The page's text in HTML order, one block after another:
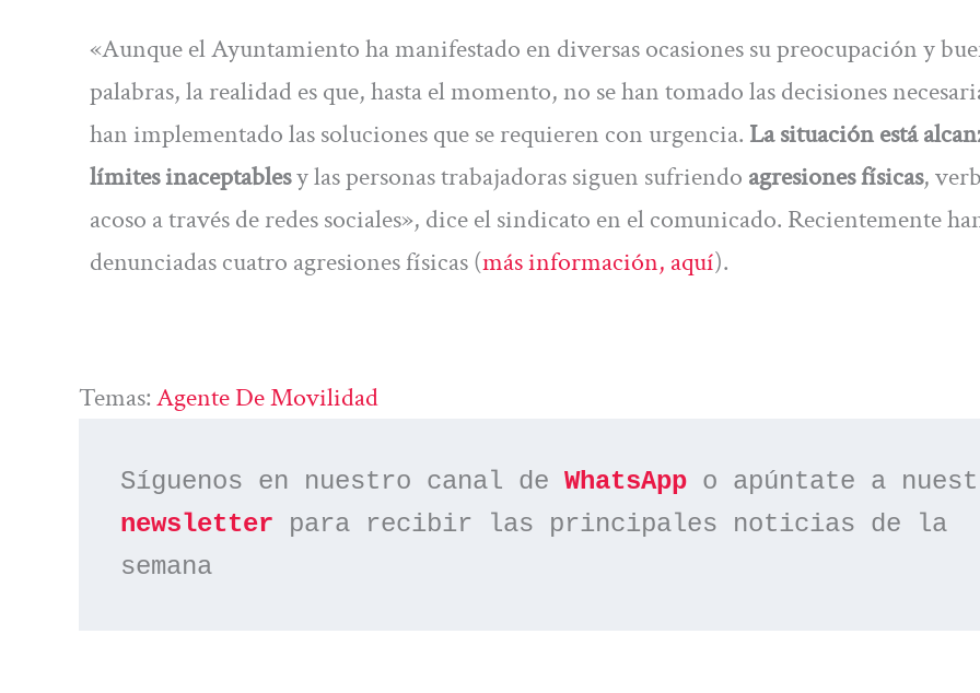
«Aunque el Ayuntamiento ha manifestado en diversas ocasiones su preocupación y
palabras, la realidad es que, hasta el momento, no se han tomado las decisiones
han implementado las soluciones que se requieren con urgencia. La situación está
límites inaceptablesy las personas trabajadoras siguen sufriendo agresiones físicas,
acoso a través de redes sociales», dice el sindicato en el comunicado. Recientemente
denunciadas cuatro agresiones físicas (más información, aquí).
Temas:Agente De Movilidad
Síguenos en nuestro canal de WhatsApp
newsletter para recibir las principales noticias de la
semana